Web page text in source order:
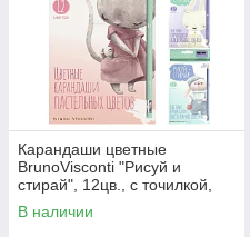
Карандаши цветные
BrunoVisconti "Рисуй и
стирай", 12цв., с точилкой,
30-0123
В наличии